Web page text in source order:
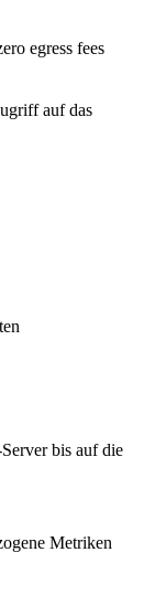
egress fees
auf das
bis auf die
Metriken